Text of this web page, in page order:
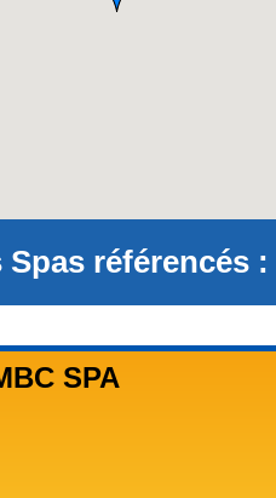
référencés :
SPA